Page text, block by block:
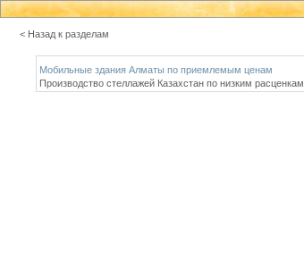
< Назад к разделам
Мобильные здания Алматы по приемлемым ценам
Производство стеллажей Казахстан по низким расценкам